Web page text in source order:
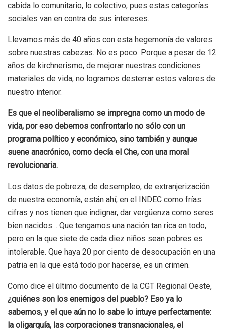
cabida lo comunitario, lo colectivo, pues estas categorías
sociales van en contra de sus intereses.
Llevamos más de 40 años con esta hegemonía de valores
sobre nuestras cabezas. No es poco. Porque a pesar de 12
años de kirchnerismo, de mejorar nuestras condiciones
materiales de vida, no logramos desterrar estos valores de
nuestro interior.
Es que el neoliberalismo se impregna como un modo de
vida, por eso debemos confrontarlo no sólo con un
programa político y económico, sino también y aunque
suene anacrónico, como decía el Che, con una moral
revolucionaria.
Los datos de pobreza, de desempleo, de extranjerización
de nuestra economía, están ahí, en el INDEC como frías
cifras y nos tienen que indignar, dar vergüenza como seres
bien nacidos… Que tengamos una nación tan rica en todo,
pero en la que siete de cada diez niños sean pobres es
intolerable. Que haya 20 por ciento de desocupación en una
patria en la que está todo por hacerse, es un crimen.
Como dice el último documento de la CGT Regional Oeste,
¿quiénes son los enemigos del pueblo? Eso ya lo
sabemos, y el que aún no lo sabe lo intuye perfectamente:
la oligarquía, las corporaciones transnacionales, el